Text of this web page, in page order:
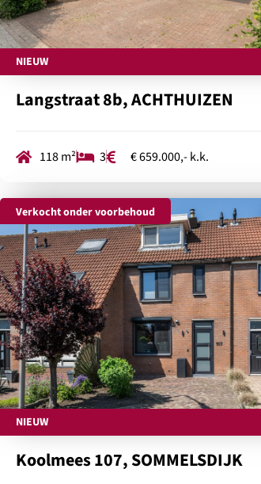
NIEUW
Langstraat 8b, ACHTHUIZEN
118 m² 3 € 659.000,- k.k.
Verkocht onder voorbehoud
NIEUW
Koolmees 107, SOMMELSDIJK